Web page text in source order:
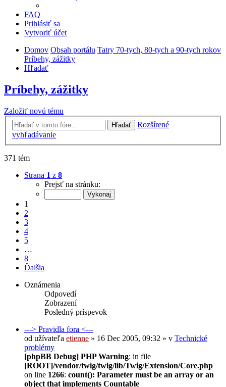
FAQ
Prihlásiť sa
Vytvoriť účet
Domov Obsah portálu Tatry 70-tych, 80-tych a 90-tych rokov
Príbehy, zážitky
Hľadať
Príbehy, zážitky
Založiť novú tému
Hľadať
Rozšírené
vyhľadávanie
371 tém
Strana 1 z 8
Prejsť na stránku:
1
2
3
4
5
…
8
Ďalšia
Oznámenia
Odpovedí
Zobrazení
Posledný príspevok
---> Pravidla fora <---
od užívateľa etienne » 16 Dec 2005, 09:32 » v Technické
problémy
[phpBB Debug] PHP Warning: in file
[ROOT]/vendor/twig/twig/lib/Twig/Extension/Core.php
on line 1266: count(): Parameter must be an array or an
object that implements Countable